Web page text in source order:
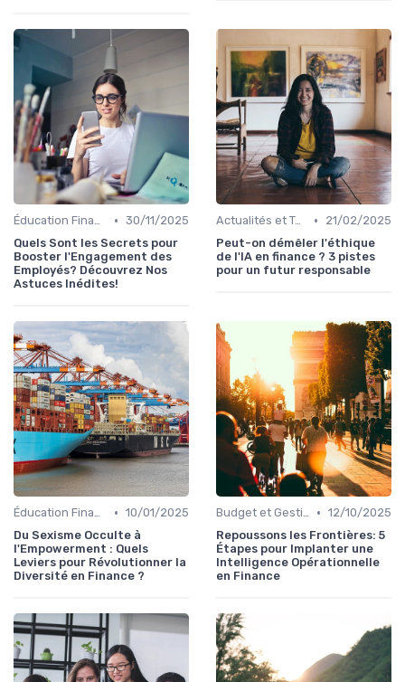
Éducation Financière • 30/11/2025
Quels Sont les Secrets pour
Booster l'Engagement des
Employés? Découvrez Nos
Astuces Inédites!
Actualités et Tendances Économiques •
21/02/2025
Peut-on démêler l'éthique
de l'IA en finance ? 3 pistes
pour un futur responsable
Éducation Financière • 10/01/2025
Du Sexisme Occulte à
l'Empowerment : Quels
Leviers pour Révolutionner la
Diversité en Finance ?
Budget et Gestion des Finances Personnelles • 12/10/2025
Repoussons les Frontières: 5
Étapes pour Implanter une
Intelligence Opérationnelle
en Finance